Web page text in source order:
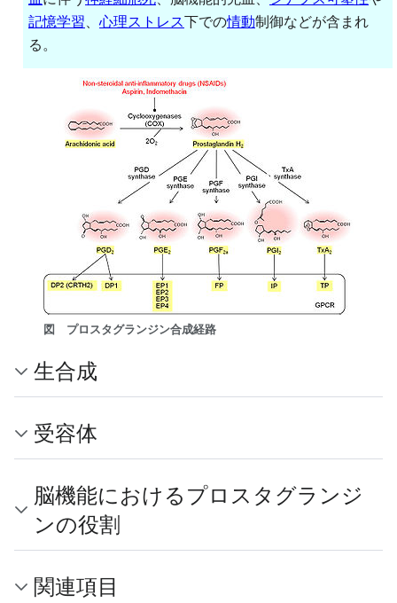
記憶学習、 心理ストレス下での情動制御などが含まれ
る。
図 プロスタグランジン合成経路
生合成
受容体
脳機能におけるプロスタグランジ
ンの役割
関連項目